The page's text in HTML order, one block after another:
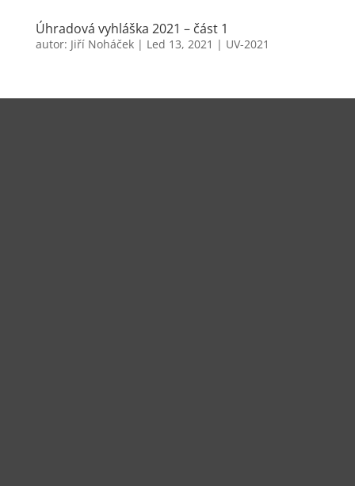
Úhradová vyhláška 2021 – část 1
autor: Jiří Noháček| Led 13, 2021 | UV-2021